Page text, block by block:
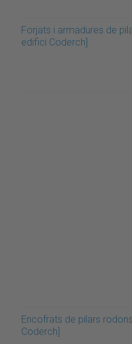
Forjats i armadures de
edifici Coderch]
Encofrats de pilars
Coderch]